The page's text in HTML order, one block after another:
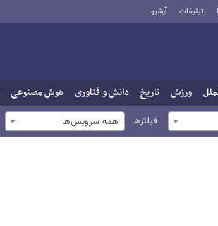
تبلیغات آرشیو
ورزش تاریخ دانش و فناوری هوش مصنوعی
فیلترها همه سرویس‌ها